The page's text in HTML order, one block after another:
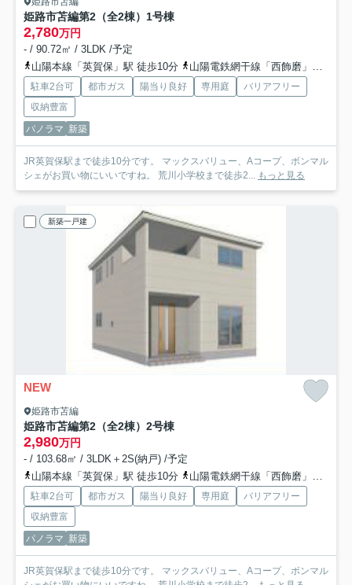
姫路市苫編第2（全2棟）1号棟
2,780万円
- / 90.72㎡ / 3LDK /予定
山陽本線「英賀保」駅 徒歩10分
山陽電鉄網干線「西飾磨」駅 徒歩27分
駐車2台可 都市ガス 陽当り良好 専用庭
バリアフリー
収納豊富
パノラマ 新築
JR英賀保駅まで徒歩10分です。 マックスバリュー、Aコープ、ボンマル
シェがお買い物にいいですね。 荒川小学校まで徒歩2...
もっと見る
新築一戸建
NEW
姫路市苫編
姫路市苫編第2（全2棟）2号棟
2,980万円
- / 103.68㎡ / 3LDK＋2S(納戸) /予定
山陽本線「英賀保」駅 徒歩10分
山陽電鉄網干線「西飾磨」駅 徒歩27分
駐車2台可 都市ガス 陽当り良好 専用庭
バリアフリー
収納豊富
パノラマ 新築
JR英賀保駅まで徒歩10分です。 マックスバリュー、Aコープ、ボンマル